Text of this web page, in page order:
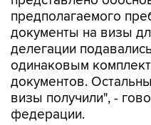
делегации
одинаковым
документов.
визы получили", -
федерации.
В организации